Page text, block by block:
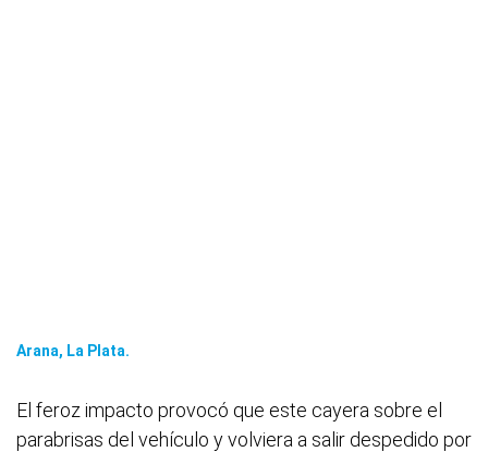
Arana, La Plata.
El feroz impacto provocó que este cayera sobre el
parabrisas del vehículo y volviera a salir despedido por